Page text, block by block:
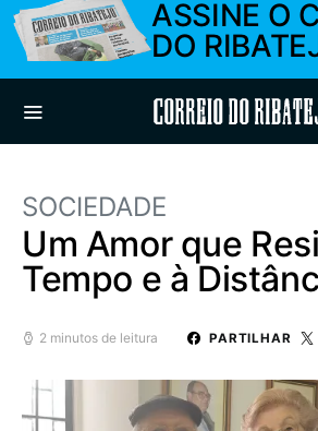
ASSINE O
DO
Correio do
SOCIEDADE
Um Amor que
Tempo e à
2 minutos de leitura PARTILHAR